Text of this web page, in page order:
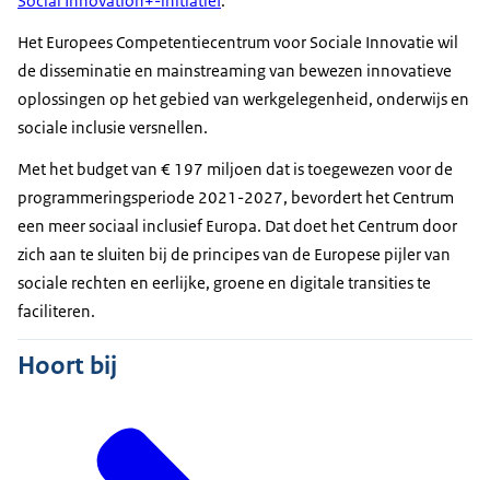
Het Europees Competentiecentrum voor Sociale Innovatie wil
de disseminatie en mainstreaming van bewezen innovatieve
oplossingen op het gebied van werkgelegenheid, onderwijs en
sociale inclusie versnellen.
Met het budget van € 197 miljoen dat is toegewezen voor de
programmeringsperiode 2021-2027, bevordert het Centrum
een ​​meer sociaal inclusief Europa. Dat doet het Centrum door
zich aan te sluiten bij de principes van de Europese pijler van
sociale rechten en eerlijke, groene en digitale transities te
faciliteren.
Hoort bij